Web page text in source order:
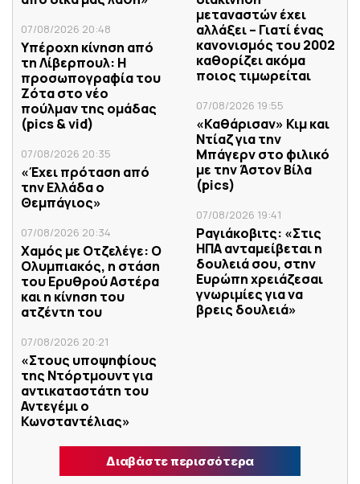
07/08/2026 20:48
Υπέροχη κίνηση από
τη Λίβερπουλ: Η
προσωπογραφία του
Ζότα στο νέο
πούλμαν της ομάδας
(pics & vid)
07/08/2026 20:35
«Έχει πρόταση από
την Ελλάδα ο
Θεμπάγιος»
07/08/2026 20:34
Χαμός με Οτζελέγε: Ο
Ολυμπιακός, η στάση
του Ερυθρού Αστέρα
και η κίνηση του
ατζέντη του
07/08/2026 20:21
«Στους υποψηφίους
της Ντόρτμουντ για
αντικαταστάτη του
Αντεγέμι ο
Κωνσταντέλιας»
μεταναστών έχει
αλλάξει – Γιατί ένας
κανονισμός του 2002
καθορίζει ακόμα
ποιος τιμωρείται
07/08/2026 19:55
«Καθάρισαν» Κιμ και
Ντίαζ για την
Μπάγερν στο φιλικό
με την Άστον Βίλα
(pics)
07/08/2026 19:41
Ραγιάκοβιτς: «Στις
ΗΠΑ ανταμείβεται η
δουλειά σου, στην
Ευρώπη χρειάζεσαι
γνωριμίες για να
βρεις δουλειά»
Διαβάστε περισσότερα